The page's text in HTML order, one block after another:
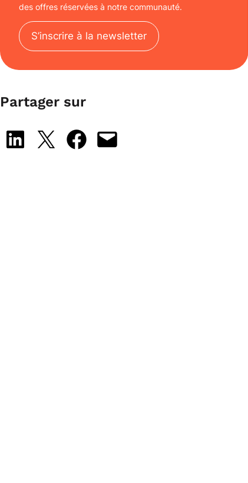
des offres réservées à notre communauté.
S’inscrire à la newsletter
Partager sur
Share on LinkedIn
Share on X Share on Facebook
Email this Page